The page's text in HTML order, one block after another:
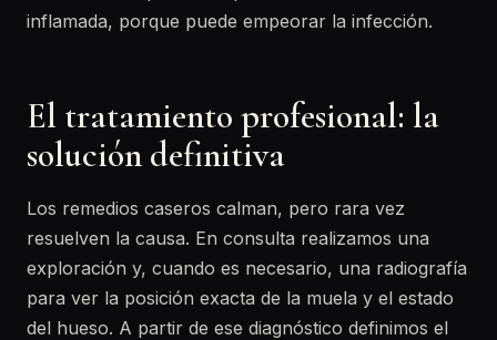
inflamada, porque puede empeorar la infección.
El tratamiento profesional: la
solución definitiva
Los remedios caseros calman, pero rara vez
resuelven la causa. En consulta realizamos una
exploración y, cuando es necesario, una radiografía
para ver la posición exacta de la muela y el estado
del hueso. A partir de ese diagnóstico definimos el